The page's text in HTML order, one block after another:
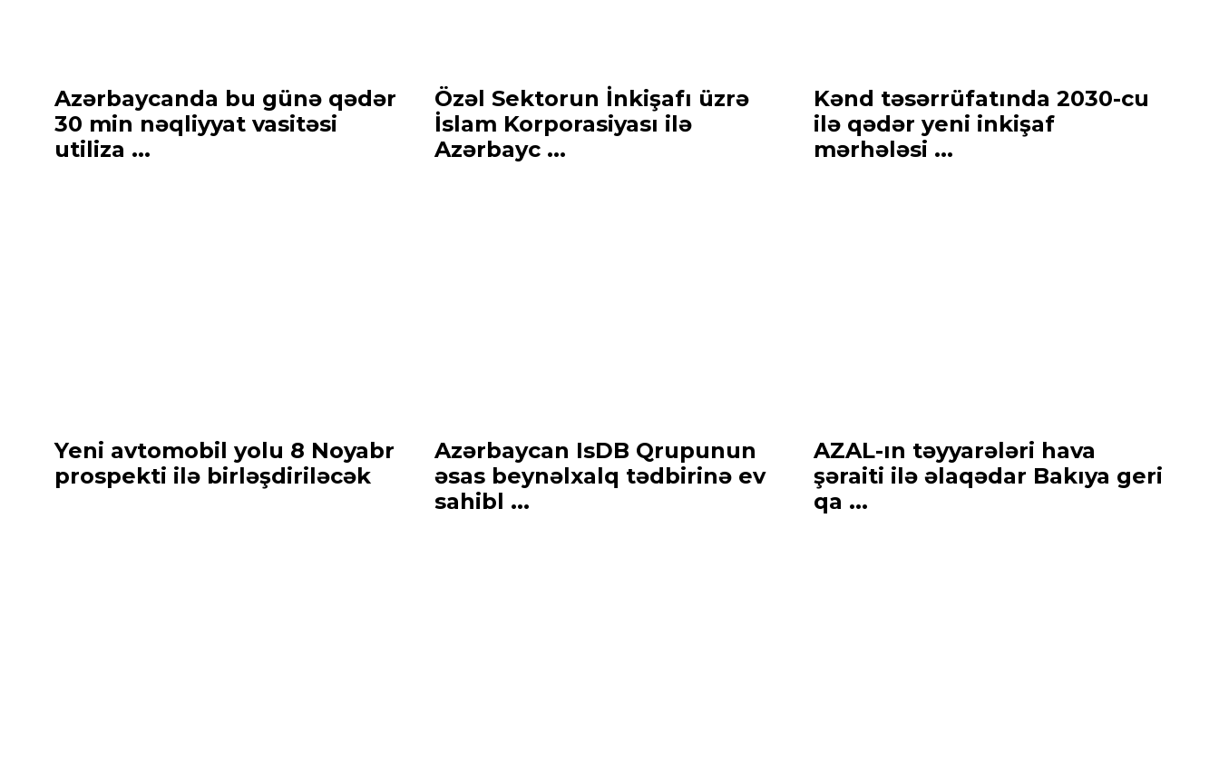
Azərbaycanda bu günə qədər
30 min nəqliyyat vasitəsi
utiliza ...
Özəl Sektorun İnkişafı üzrə
İslam Korporasiyası ilə
Azərbayc ...
Kənd təsərrüfatında 2030-cu
ilə qədər yeni inkişaf
mərhələsi ...
Yeni avtomobil yolu 8 Noyabr
prospekti ilə birləşdiriləcək
Azərbaycan IsDB Qrupunun
əsas beynəlxalq tədbirinə ev
sahibl ...
AZAL-ın təyyarələri hava
şəraiti ilə əlaqədar Bakıya geri
qa ...